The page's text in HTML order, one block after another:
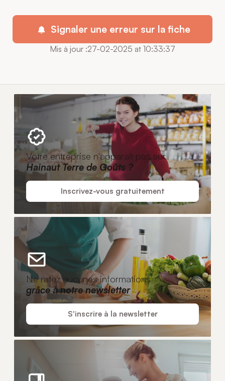
Signaler une erreur sur la fiche
Mis à jour :27-02-2025 at 10:33:37
Votre entreprise n'apparaît pas sur
Hainaut Terre de Goûts ?
Inscrivez-vous gratuitement
Ne ratez aucunes informations
grâce à notre newsletter
S'inscrire à la newsletter